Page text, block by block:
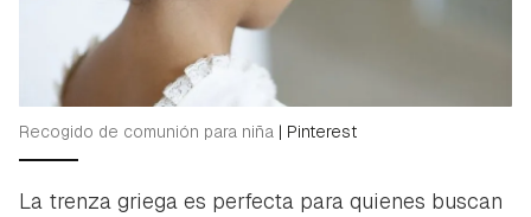
Recogido de comunión para niña | Pinterest
La trenza griega es perfecta para quienes buscan